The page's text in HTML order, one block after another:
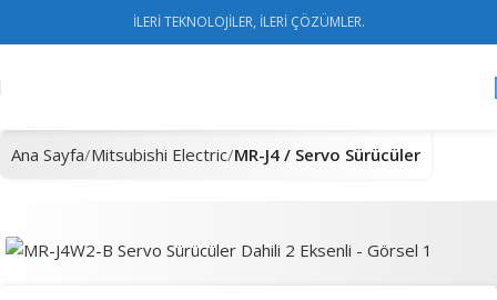
İLERİ TEKNOLOJİLER, İLERİ ÇÖZÜMLER.
Ana Sayfa Mitsubishi Electric MR-J4 / Servo Sürücüler